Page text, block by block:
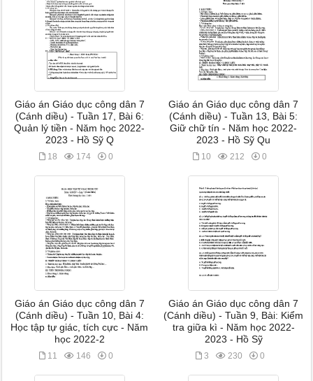
Giáo án Giáo dục công dân 7
(Cánh diều) - Tuần 17, Bài 6:
Quản lý tiền - Năm học 2022-
2023 - Hồ Sỹ Q
18 174 0
Giáo án Giáo dục công dân 7
(Cánh diều) - Tuần 13, Bài 5:
Giữ chữ tín - Năm học 2022-
2023 - Hồ Sỹ Qu
10 212 0
Giáo án Giáo dục công dân 7
(Cánh diều) - Tuần 10, Bài 4:
Học tập tự giác, tích cực - Năm
học 2022-2
11 146 0
Giáo án Giáo dục công dân 7
(Cánh diều) - Tuần 9, Bài: Kiểm
tra giữa kì - Năm học 2022-
2023 - Hồ Sỹ
3 230 0